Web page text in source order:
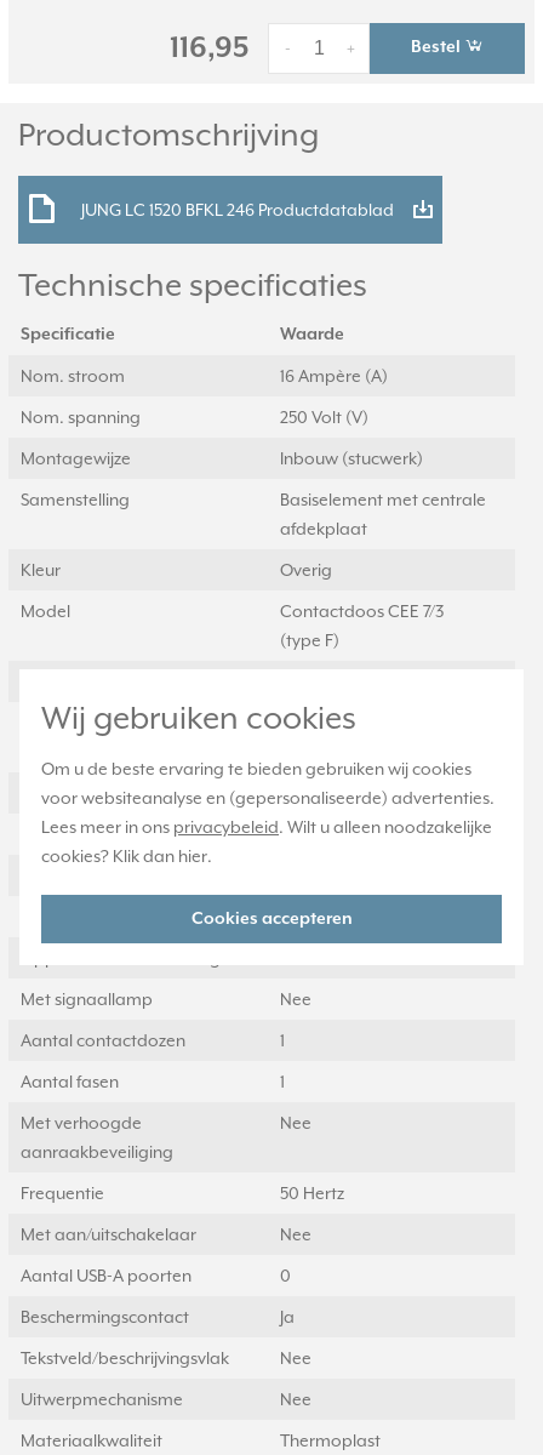
Wij gebruiken cookies
Om u de beste ervaring te bieden gebruiken wij cookies
voor websiteanalyse en (gepersonaliseerde) advertenties.
Lees meer in ons privacybeleid. Wilt u alleen noodzakelijke
cookies? Klik dan hier.
Cookies accepteren
116,95 +
- Bestel
Productomschrijving
JUNG LC 1520 BFKL 246 Productdatablad
Technische specificaties
Specificatie Waarde
Nom. stroom 16 Ampère (A)
Nom. spanning 250 Volt (V)
Montagewijze Inbouw (stucwerk)
Samenstelling
Basiselement met centrale
afdekplaat
Kleur Overig
Model
Contactdoos CEE 7/3
(type F)
Uitvoeringsvorm
Centraalplaat
Aantal eenheden 1
Afsluitbaar Nee
Steekklem
Met signaallamp Nee
Aantal contactdozen 1
Aantal fasen 1
Met verhoogde
aanraakbeveiliging
Nee
Frequentie 50 Hertz
Met aan/uitschakelaar Nee
Aantal USB-A poorten 0
Beschermingscontact Ja
Tekstveld/beschrijvingsvlak Nee
Uitwerpmechanisme Nee
Materiaalkwaliteit Thermoplast